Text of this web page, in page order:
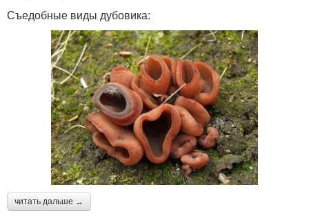
Съедобные виды дубовика:
читать дальше →